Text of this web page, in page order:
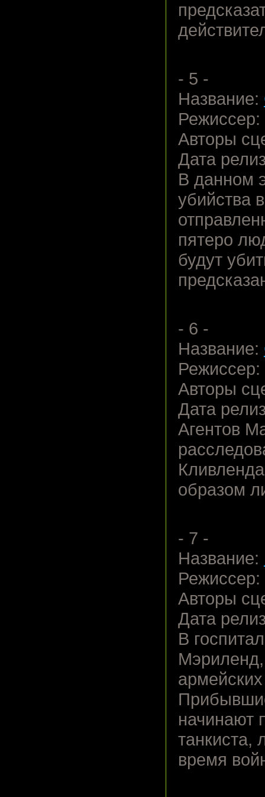
- 5 -
Название:
Режиссер:
Авторы
Дата
В данном
убийства
пятеро
будут
- 6 -
Название:
Режиссер:
Авторы
Дата
Агентов
образом
- 7 -
Название:
Режиссер:
Авторы
Дата
В
Мэриленд,
начинают
танкиста,
время